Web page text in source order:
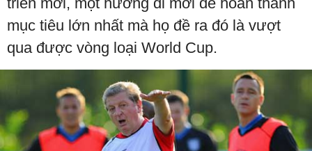
mục tiêu lớn nhất mà họ đề ra đó là vượt
qua được vòng loại World Cup.